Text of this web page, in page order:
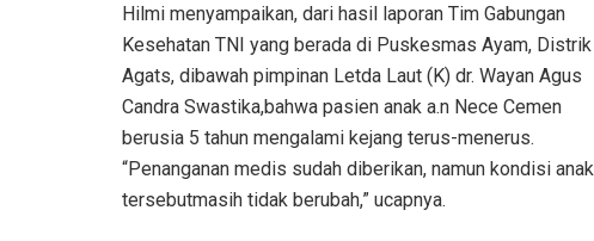
Hilmi menyampaikan, dari hasil laporan Tim Gabungan
Kesehatan TNI yang berada di Puskesmas Ayam, Distrik
Agats, dibawah pimpinan Letda Laut (K) dr. Wayan Agus
Candra Swastika,bahwa pasien anak a.n Nece Cemen
berusia 5 tahun mengalami kejang terus-menerus.
“Penanganan medis sudah diberikan, namun kondisi anak
tersebutmasih tidak berubah,” ucapnya.